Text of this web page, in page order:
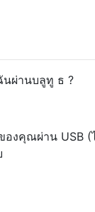
นผ่านบลูทู ธ ?
คุณผ่าน USB (